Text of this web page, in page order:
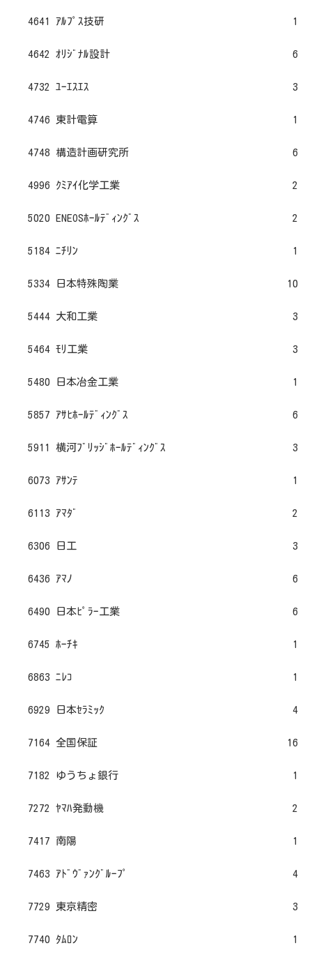
4641 ｱﾙﾌﾟｽ技研 1
4642 ｵﾘｼﾞﾅﾙ設計 6
4732 ﾕｰｴｽｴｽ 3
4746 東計電算 1
4748 構造計画研究所 6
4996 ｸﾐｱｲ化学工業 2
5020 ENEOSﾎｰﾙﾃﾞｨﾝｸﾞｽ 2
5184 ﾆﾁﾘﾝ 1
5334 日本特殊陶業 10
5444 大和工業 3
5464 ﾓﾘ工業 3
5480 日本冶金工業 1
5857 ｱｻﾋﾎｰﾙﾃﾞｨﾝｸﾞｽ 6
5911 横河ﾌﾞﾘｯｼﾞﾎｰﾙﾃﾞｨﾝｸﾞｽ 3
6073 ｱｻﾝﾃ 1
6113 ｱﾏﾀﾞ 2
6306 日工 3
6436 ｱﾏﾉ 6
6490 日本ﾋﾟﾗｰ工業 6
6745 ﾎｰﾁｷ 1
6863 ﾆﾚｺ 1
6929 日本ｾﾗﾐｯｸ 4
7164 全国保証 16
7182 ゆうちょ銀行 1
7272 ﾔﾏﾊ発動機 2
7417 南陽 1
7463 ｱﾄﾞｳﾞｧﾝｸﾞﾙｰﾌﾟ 4
7729 東京精密 3
7740 ﾀﾑﾛﾝ 1